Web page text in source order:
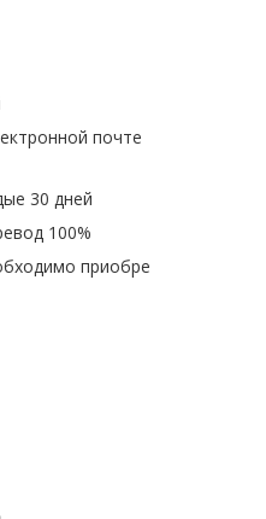
почте
30 дней
100%
приобре